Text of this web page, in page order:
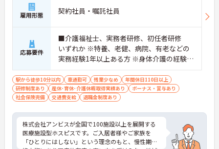
雇用形態 契約社員・嘱託社員
応募要件
■介護福祉士、実務者研修、初任者研修
いずれか ※特養、老健、病院、有老などの
実務経験1年以上ある方 ※身体介護の経験年
以上ある方、機械浴の使用の経験のある方
歓迎
駅から徒歩10分以内 車通勤可 残業少なめ
年間休日110日以上
研修制度あり
産休･育休･介護休暇取得実績あり
ボーナス・賞与あり
社会保険完備
交通費支給 退職金制度あり
株式会社アンビスが全国で100施設以上を展開する
医療施設型ホスピスです。ご入居者様やご家族を
「ひとりにはしない」という理念のもと、慢性期や